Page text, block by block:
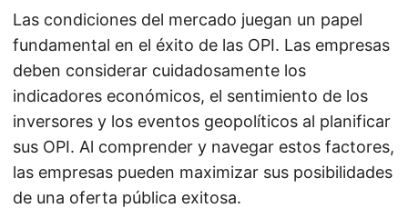
Las condiciones del mercado juegan un papel
fundamental en el éxito de las OPI. Las empresas
deben considerar cuidadosamente los
indicadores económicos, el sentimiento de los
inversores y los eventos geopolíticos al planificar
sus OPI. Al comprender y navegar estos factores,
las empresas pueden maximizar sus posibilidades
de una oferta pública exitosa.